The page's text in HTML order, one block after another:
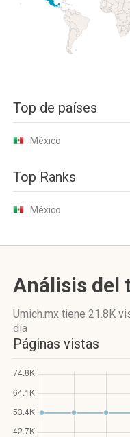
Top de países
México
Top Ranks
México
Análisis del
Umich.mx tiene 21.8K
día
Páginas vistas